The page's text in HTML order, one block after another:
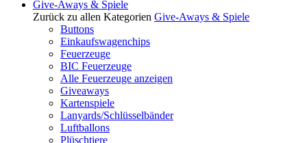
Give-Aways & Spiele
Zurück zu allen Kategorien Give-Aways & Spiele
Buttons
Einkaufswagenchips
Feuerzeuge
BIC Feuerzeuge
Alle Feuerzeuge anzeigen
Giveaways
Kartenspiele
Lanyards/Schlüsselbänder
Luftballons
Plüschtiere